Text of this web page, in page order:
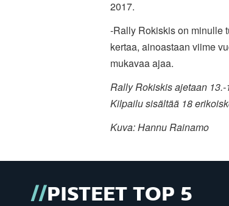
2017.
-Rally Rokiskis on minulle
kertaa, ainoastaan viime
mukavaa ajaa.
Rally Rokiskis ajetaan
Kilpailu sisältää 18
Kuva: Hannu Rainamo
PISTEET TOP 5